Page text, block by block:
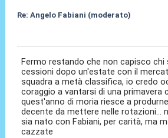
Re: Angelo Fabiani (moderato)
Fermo restando che non capisco chi
cessioni dopo un'estate con il
squadra a metà classifica, io credo
coraggio a vantarsi di una primavera
quest'anno di moria riesce a
decente da mettere nelle rotazioni...
sia nato con Fabiani, per carità, ma
cazzate